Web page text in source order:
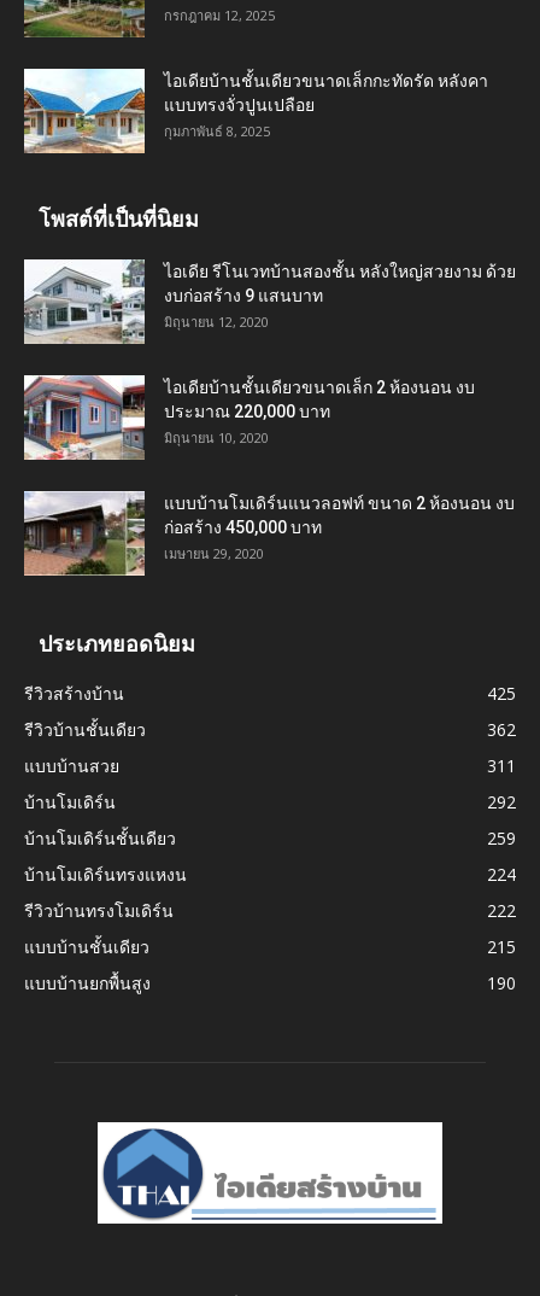
กรกฎาคม 12, 2025
ไอเดียบ้านชั้นเดียวขนาดเล็กกะทัดรัด หลังคา
แบบทรงจั่วปูนเปลือย
กุมภาพันธ์ 8, 2025
โพสต์ที่เป็นที่นิยม
ไอเดีย รีโนเวทบ้านสองชั้น หลังใหญ่สวยงาม ด้วย
งบก่อสร้าง 9 แสนบาท
มิถุนายน 12, 2020
ไอเดียบ้านชั้นเดียวขนาดเล็ก 2 ห้องนอน งบ
ประมาณ 220,000 บาท
มิถุนายน 10, 2020
แบบบ้านโมเดิร์นแนวลอฟท์ ขนาด 2 ห้องนอน งบ
ก่อสร้าง 450,000 บาท
เมษายน 29, 2020
ประเภทยอดนิยม
รีวิวสร้างบ้าน
425
รีวิวบ้านชั้นเดียว
362
แบบบ้านสวย
311
บ้านโมเดิร์น
292
บ้านโมเดิร์นชั้นเดียว
259
บ้านโมเดิร์นทรงแหงน
224
รีวิวบ้านทรงโมเดิร์น
222
แบบบ้านชั้นเดียว
215
แบบบ้านยกพื้นสูง
190